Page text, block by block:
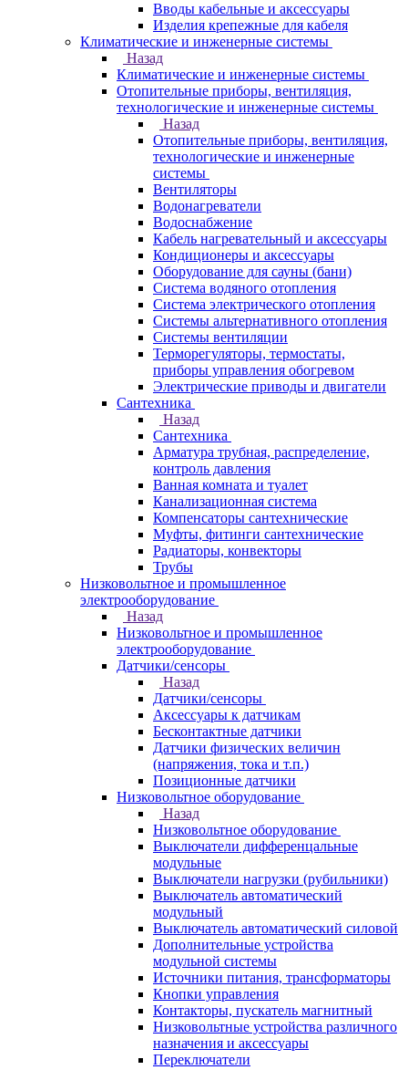
Вводы кабельные и аксессуары
Изделия крепежные для кабеля
Климатические и инженерные системы
Назад
Климатические и инженерные системы
Отопительные приборы, вентиляция,
технологические и инженерные системы
Назад
Отопительные приборы, вентиляция,
технологические и инженерные
системы
Вентиляторы
Водонагреватели
Водоснабжение
Кабель нагревательный и аксессуары
Кондиционеры и аксессуары
Оборудование для сауны (бани)
Система водяного отопления
Система электрического отопления
Системы альтернативного отопления
Системы вентиляции
Терморегуляторы, термостаты,
приборы управления обогревом
Электрические приводы и двигатели
Сантехника
Назад
Сантехника
Арматура трубная, распределение,
контроль давления
Ванная комната и туалет
Канализационная система
Компенсаторы сантехнические
Муфты, фитинги сантехнические
Радиаторы, конвекторы
Трубы
Низковольтное и промышленное
электрооборудование
Назад
Низковольтное и промышленное
электрооборудование
Датчики/сенсоры
Назад
Датчики/сенсоры
Аксессуары к датчикам
Бесконтактные датчики
Датчики физических величин
(напряжения, тока и т.п.)
Позиционные датчики
Низковольтное оборудование
Назад
Низковольтное оборудование
Выключатели дифференцальные
модульные
Выключатели нагрузки (рубильники)
Выключатель автоматический
модульный
Выключатель автоматический силовой
Дополнительные устройства
модульной системы
Источники питания, трансформаторы
Кнопки управления
Контакторы, пускатель магнитный
Низковольтные устройства различного
назначения и аксессуары
Переключатели